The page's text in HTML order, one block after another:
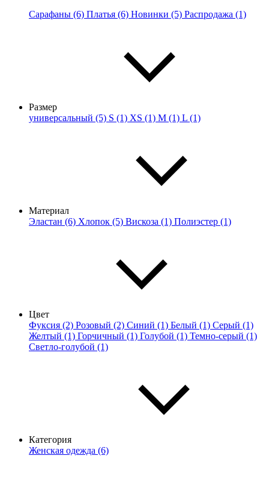
Сарафаны (6) Платья (6) Новинки (5) Распродажа (1)
Размер
универсальный (5) S (1) XS (1) M (1) L (1)
Материал
Эластан (6) Хлопок (5) Вискоза (1) Полиэстер (1)
Цвет
Фуксия (2) Розовый (2) Синий (1) Белый (1) Серый (1)
Желтый (1) Горчичный (1) Голубой (1) Темно-серый (1)
Светло-голубой (1)
Категория
Женская одежда (6)